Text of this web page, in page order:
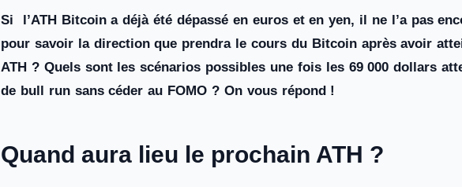
Si l’ATH Bitcoin a déjà été dépassé en euros et en yen, il ne l’a pas
pour savoir la direction que prendra le cours du Bitcoin après avoir
ATH ? Quels sont les scénarios possibles une fois les 69 000 dollars
de bull run sans céder au FOMO ? On vous répond !
Quand aura lieu le prochain ATH ?